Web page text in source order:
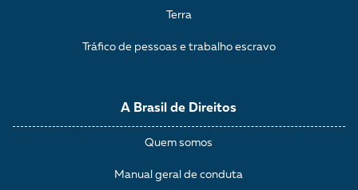
A Brasil de Direitos
Quem somos
Manual geral de conduta
Terra
Tráfico de pessoas e trabalho escravo